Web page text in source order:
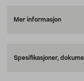
Mer informasjon
Spesifikasjoner,